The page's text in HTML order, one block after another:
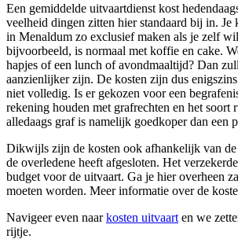
Een gemiddelde uitvaartdienst kost
veelheid dingen zitten hier standaard bij in. Je
in Menaldum zo exclusief maken als je zelf
bijvoorbeeld, is normaal met koffie en cake.
hapjes of een lunch of avondmaaltijd? Dan
aanzienlijker zijn. De kosten zijn dus
niet volledig. Is er gekozen voor een
rekening houden met grafrechten en het soort
alledaags graf is namelijk goedkoper dan een
Dikwijls zijn de kosten ook afhankelijk van
de overledene heeft afgesloten. Het
budget voor de uitvaart. Ga je hier overheen
moeten worden. Meer informatie over de
Navigeer even naarkosten uitvaart en we
rijtje.